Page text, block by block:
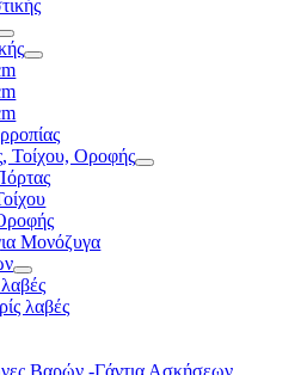
Τοίχου, Οροφής
Μονόζυγα
λαβές
Βαρών -Γάντια Ασκήσεων